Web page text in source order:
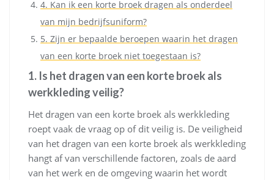
4. Kan ik een korte broek dragen als onderdeel
van mijn bedrijfsuniform?
5. Zijn er bepaalde beroepen waarin het dragen
van een korte broek niet toegestaan is?
1. Is het dragen van een korte broek als
werkkleding veilig?
Het dragen van een korte broek als werkkleding
roept vaak de vraag op of dit veilig is. De veiligheid
van het dragen van een korte broek als werkkleding
hangt af van verschillende factoren, zoals de aard
van het werk en de omgeving waarin het wordt